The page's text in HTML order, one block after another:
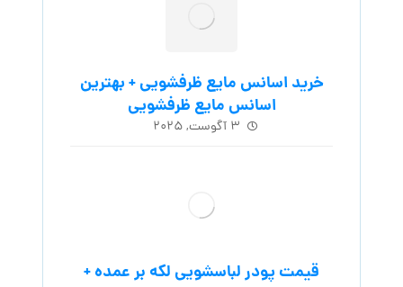
خرید اسانس مایع ظرفشویی + بهترین
اسانس مایع ظرفشویی
۳ آگوست, ۲۰۲۵
قیمت پودر لباسشویی لکه بر عمده +